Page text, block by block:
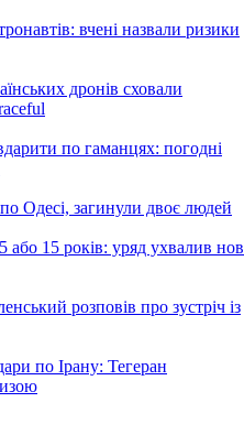
вчені назвали ризики
дронів сховали
по гаманцях: погодні
Одесі, загинули двоє людей
15 років: уряд ухвалив
розповів про зустріч із
по Ірану: Тегеран